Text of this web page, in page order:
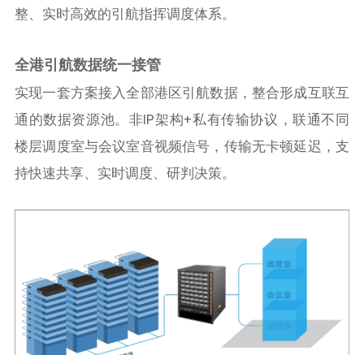
整、实时高效的引航指挥调度体系。
全港引航数据统一接管
实现一套方案接入全部港区引航数据，整合形成互联互
通的数据资源池。非IP架构+私有传输协议，联通不同
楼层调度室与会议室音视频信号，传输无卡顿延迟，支
持快速共享、实时调度、研判决策。